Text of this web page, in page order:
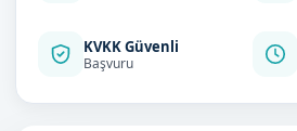
KVKK Güvenli
Başvuru